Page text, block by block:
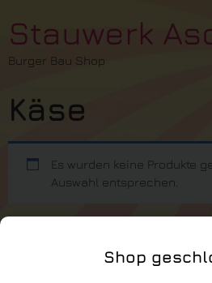
Stauwerk
Burger Bau Shop
Käse
Es wurden keine Produkte
Auswahl entsprechen.
Shop